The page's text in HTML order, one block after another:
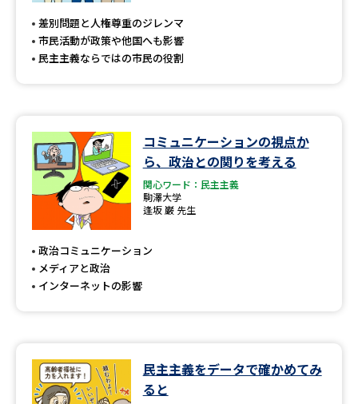
留学・進学関連、塾・予備校
高等学校（情報）教員資格認定
大学研究
大学で学べる内容や特徴を調べる
データサイエンス特集 奨学金・特待生制度特集
差別問題と人権尊重のジレンマ
市民活動が政策や他国へも影響
民主主義ならではの市民の役割
コミュニケーションの視点か
ら、政治との関りを考える
関心ワード：民主主義
駒澤大学
逢坂 巌 先生
政治コミュニケーション
メディアと政治
インターネットの影響
民主主義をデータで確かめてみ
ると